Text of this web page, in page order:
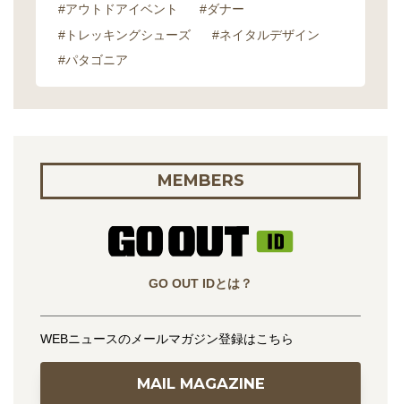
#アウトドアイベント
#ダナー
#トレッキングシューズ
#ネイタルデザイン
#パタゴニア
MEMBERS
GO OUT IDとは？
WEBニュースのメールマガジン登録はこちら
MAIL MAGAZINE